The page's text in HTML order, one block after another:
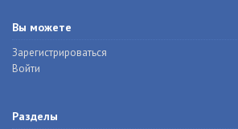
Вы можете
Зарегистрироваться
Войти
Разделы